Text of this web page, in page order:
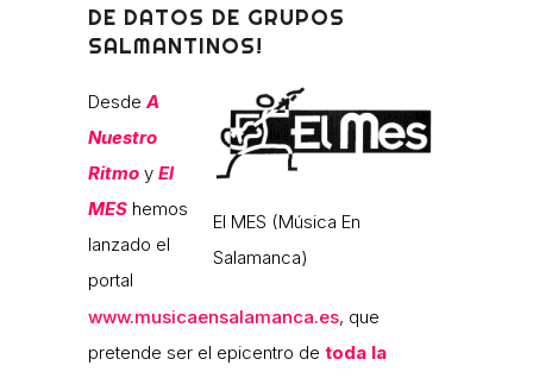
DE DATOS DE GRUPOS
SALMANTINOS!
El MES (Música En
Salamanca)
Desde A
Nuestro
Ritmo y El
MES hemos
lanzado el
portal
www.musicaensalamanca.es, que
pretende ser el epicentro de toda la